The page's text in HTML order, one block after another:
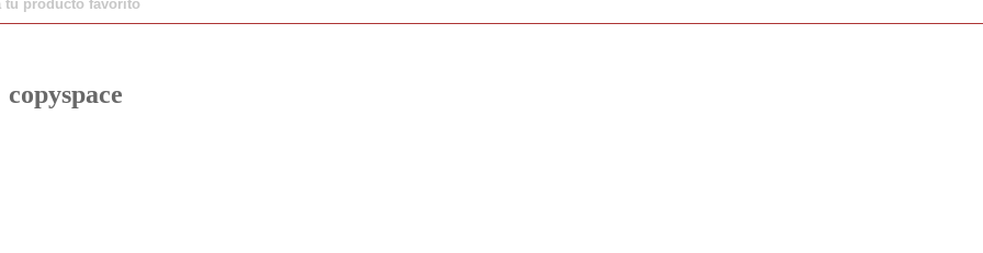
copyspace